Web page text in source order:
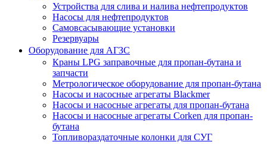
Устройства для слива и налива нефтепродуктов
Насосы для нефтепродуктов
Самовсасывающие установки
Резервуары
Оборудование для АГЗС
Краны LPG заправочные для пропан-бутана и
запчасти
Метрологическое оборудование для пропан-бутана
Насосы и насосные агрегаты Blackmer
Насосы и насосные агрегаты для пропан-бутана
Насосы и насосные агрегаты Corken для пропан-
бутана
Топливораздаточные колонки для СУГ